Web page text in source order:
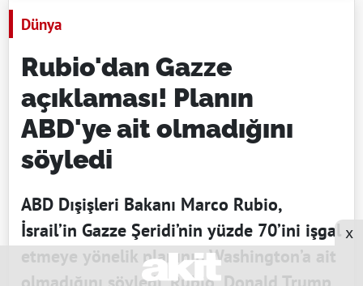
Dünya
Rubio'dan Gazze
açıklaması! Planın
ABD'ye ait olmadığını
söyledi
ABD Dışişleri Bakanı Marco Rubio,
İsrail’in Gazze Şeridi’nin yüzde 70’ini işgal
etmeye yönelik planının Washington’a ait
x